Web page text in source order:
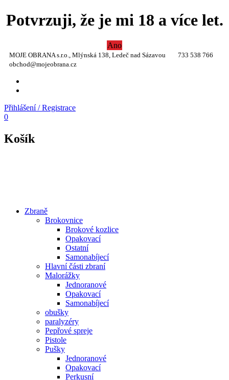
Potvrzuji, že je mi 18 a více let.
Ano
MOJE OBRANA s.r.o., Mlýnská 138, Ledeč nad Sázavou
733 538 766
obchod@mojeobrana.cz
Přihlášení / Registrace
0
Košík
Zbraně
Brokovnice
Brokové kozlice
Opakovací
Ostatní
Samonabíjecí
Hlavní části zbraní
Malorážky
Jednoranové
Opakovací
Samonabíjecí
obušky
paralyzéry
Pepřové spreje
Pistole
Pušky
Jednoranové
Opakovací
Perkusní